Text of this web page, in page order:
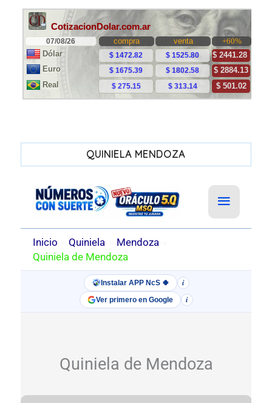
QUINIELA MENDOZA